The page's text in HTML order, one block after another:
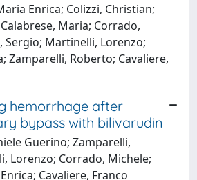
Enrica; Colizzi, Christian;
Maria; Corrado,
Sergio; Martinelli, Lorenzo;
Zamparelli, Roberto; Cavaliere,
hemorrhage after
bypass with bilivarudin
Guerino; Zamparelli,
Lorenzo; Corrado, Michele;
Cavaliere, Franco